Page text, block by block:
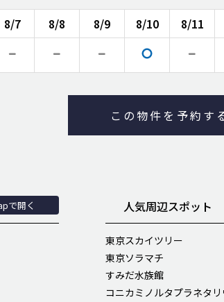
8/7 8/8 8/9 8/10 8/11
この物件を予約す
で開く 人気周辺スポット
東京スカイツリー
東京ソラマチ
すみだ水族館
コニカミノルタプラネタ